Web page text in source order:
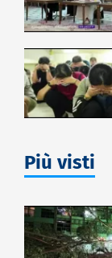
Più visti